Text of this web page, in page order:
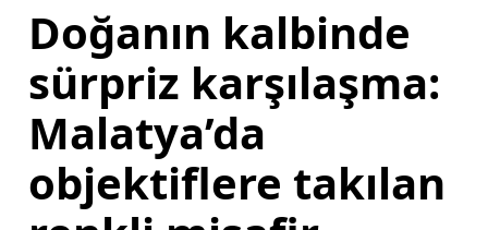
Doğanın kalbinde
sürpriz karşılaşma:
Malatya’da
objektiflere takılan